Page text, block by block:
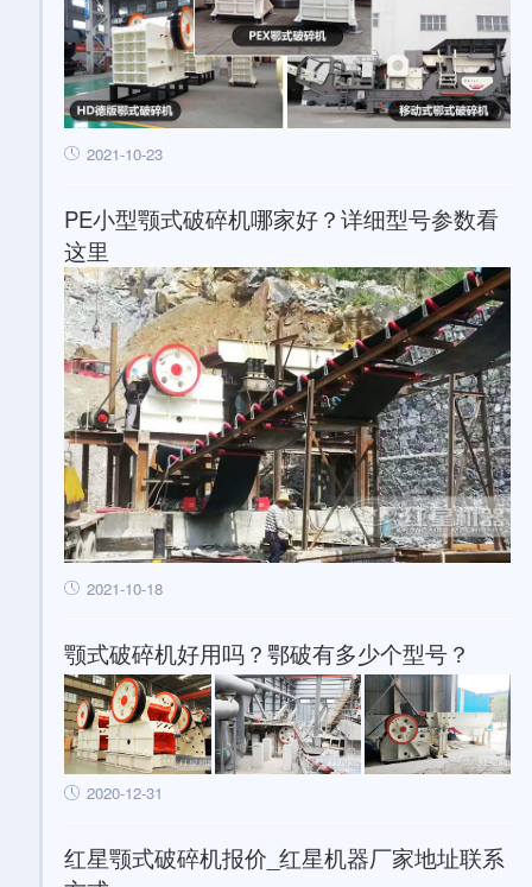
2021-10-23
PE小型颚式破碎机哪家好？详细型号参数看
这里
2021-10-18
颚式破碎机好用吗？鄂破有多少个型号？
2020-12-31
红星颚式破碎机报价_红星机器厂家地址联系